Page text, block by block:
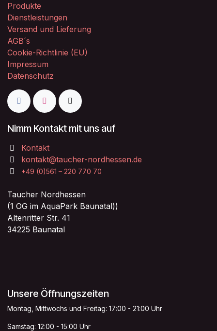
Produkte
Dienstleistungen
Versand und Lieferung
AGB´s
Cookie-Richtlinie (EU)
Impressum
Datenschutz
Nimm Kontakt mit uns auf
Kontakt
kontakt@taucher-nordhessen.de
+49 (0)561 – 220 770 70
Taucher Nordhessen
(1 OG im AquaPark Baunatal))
Altenritter Str. 41
34225 Baunatal
Unsere Öffnungszeiten
Montag, Mittwochs und Freitag: 17:00 - 21:00 Uhr
Samstag: 12:00 - 15:00 Uhr